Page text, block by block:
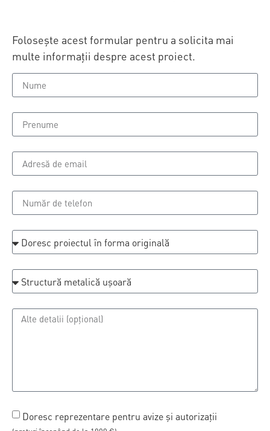
Folosește acest formular pentru a solicita mai
multe informații despre acest proiect.
Doresc reprezentare pentru avize și autorizații